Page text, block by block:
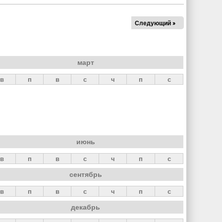
Следующий »
март
в п в с ч п с
июнь
в п в с ч п с
сентябрь
в п в с ч п с
декабрь